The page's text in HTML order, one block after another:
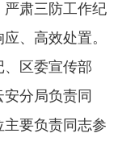
肃三防工作纪
、高效处置。
区委宣传部
安分局负责同
要负责同志参